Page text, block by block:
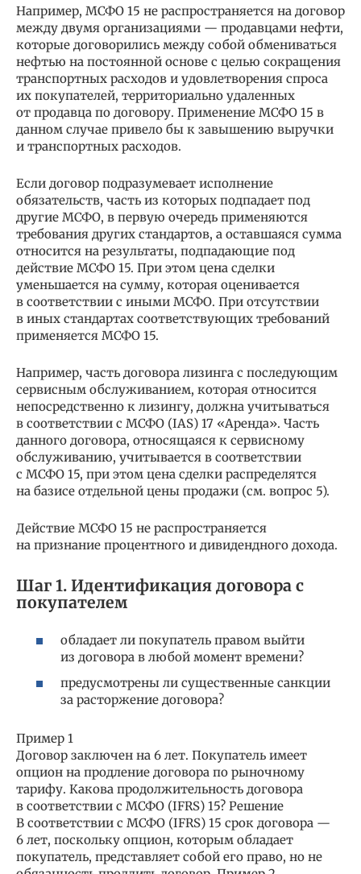
Например, МСФО 15 не распространяется на договор
между двумя организациями — продавцами нефти,
которые договорились между собой обмениваться
нефтью на постоянной основе с целью сокращения
транспортных расходов и удовлетворения спроса
их покупателей, территориально удаленных
от продавца по договору. Применение МСФО 15 в
данном случае привело бы к завышению выручки
и транспортных расходов.
Если договор подразумевает исполнение
обязательств, часть из которых подпадает под
другие МСФО, в первую очередь применяются
требования других стандартов, а оставшаяся сумма
относится на результаты, подпадающие под
действие МСФО 15. При этом цена сделки
уменьшается на сумму, которая оценивается
в соответствии с иными МСФО. При отсутствии
в иных стандартах соответствующих требований
применяется МСФО 15.
Например, часть договора лизинга с последующим
сервисным обслуживанием, которая относится
непосредственно к лизингу, должна учитываться
в соответствии с МСФО (IAS) 17 «Аренда». Часть
данного договора, относящаяся к сервисному
обслуживанию, учитывается в соответствии
с МСФО 15, при этом цена сделки распределятся
на базисе отдельной цены продажи (см. вопрос 5).
Действие МСФО 15 не распространяется
на признание процентного и дивидендного дохода.
Шаг 1. Идентификация договора с
покупателем
обладает ли покупатель правом выйти
из договора в любой момент времени?
предусмотрены ли существенные санкции
за расторжение договора?
Пример 1
Договор заключен на 6 лет. Покупатель имеет
опцион на продление договора по рыночному
тарифу. Какова продолжительность договора
в соответствии с МСФО (IFRS) 15? Решение
В соответствии с МСФО (IFRS) 15 срок договора —
6 лет, поскольку опцион, которым обладает
покупатель, представляет собой его право, но не